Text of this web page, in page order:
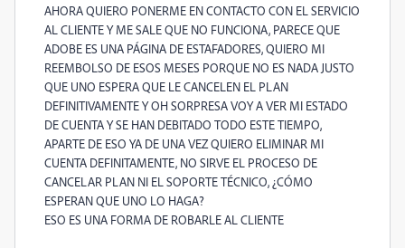
AHORA QUIERO PONERME EN CONTACTO CON EL SERVICIO
AL CLIENTE Y ME SALE QUE NO FUNCIONA, PARECE QUE
ADOBE ES UNA PÁGINA DE ESTAFADORES, QUIERO MI
REEMBOLSO DE ESOS MESES PORQUE NO ES NADA JUSTO
QUE UNO ESPERA QUE LE CANCELEN EL PLAN
DEFINITIVAMENTE Y OH SORPRESA VOY A VER MI ESTADO
DE CUENTA Y SE HAN DEBITADO TODO ESTE TIEMPO,
APARTE DE ESO YA DE UNA VEZ QUIERO ELIMINAR MI
CUENTA DEFINITAMENTE, NO SIRVE EL PROCESO DE
CANCELAR PLAN NI EL SOPORTE TÉCNICO, ¿CÓMO
ESPERAN QUE UNO LO HAGA?
ESO ES UNA FORMA DE ROBARLE AL CLIENTE